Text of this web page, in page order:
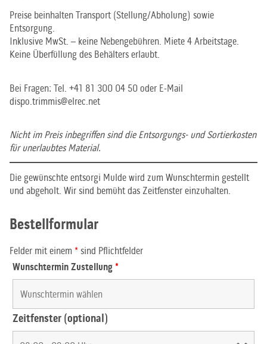
Preise beinhalten Transport (Stellung/Abholung) sowie
Entsorgung.
Inklusive MwSt. – keine Nebengebühren. Miete 4 Arbeitstage.
Keine Überfüllung des Behälters erlaubt.
Bei Fragen: Tel. +41 81 300 04 50 oder E-Mail
dispo.trimmis@elrec.net
Nicht im Preis inbegriffen sind die Entsorgungs- und Sortierkosten
für unerlaubtes Material.
Die gewünschte entsorgi Mulde wird zum Wunschtermin gestellt
und abgeholt. Wir sind bemüht das Zeitfenster einzuhalten.
Bestellformular
Felder mit einem * sind Pflichtfelder
Wunschtermin Zustellung *
Zeitfenster (optional)